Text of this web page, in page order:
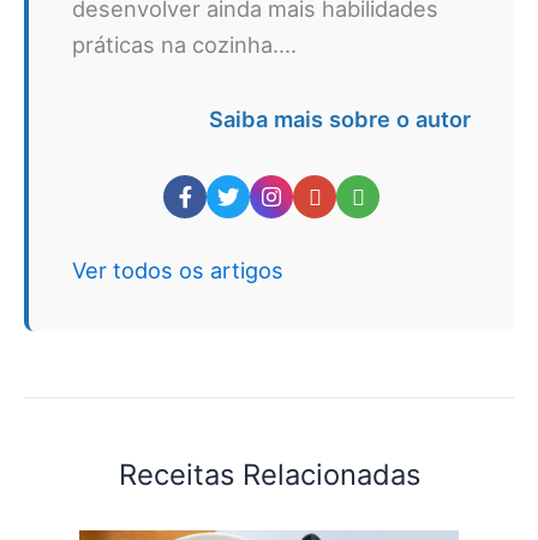
desenvolver ainda mais habilidades
práticas na cozinha....
Saiba mais sobre o autor
Ver todos os artigos
Receitas Relacionadas